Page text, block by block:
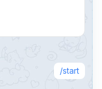
start